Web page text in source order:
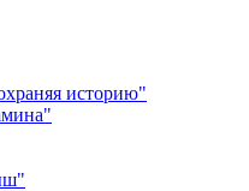
историю"